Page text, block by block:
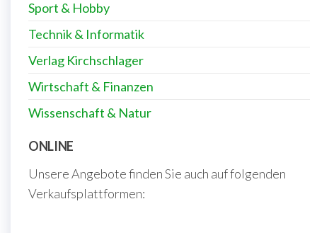
Sport & Hobby
Technik & Informatik
Verlag Kirchschlager
Wirtschaft & Finanzen
Wissenschaft & Natur
ONLINE
Unsere Angebote finden Sie auch auf folgenden
Verkaufsplattformen: